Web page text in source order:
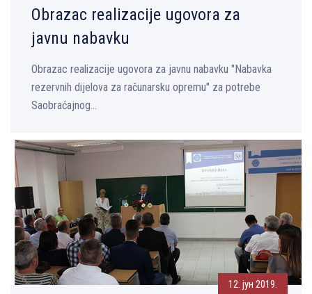
Obrazac realizacije ugovora za
javnu nabavku
Obrazac realizacije ugovora za javnu nabavku "Nabavka
rezervnih dijelova za računarsku opremu" za potrebe
Saobraćajnog...
12. јун 2019.